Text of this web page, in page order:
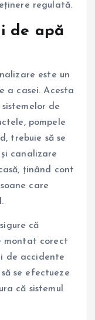
regulată.
de apă
este un
a casei. Acesta
de
pompele
trebuie să se
canalizare
ținând cont
care
că
montat corect
de accidente
se efectueze
că sistemul